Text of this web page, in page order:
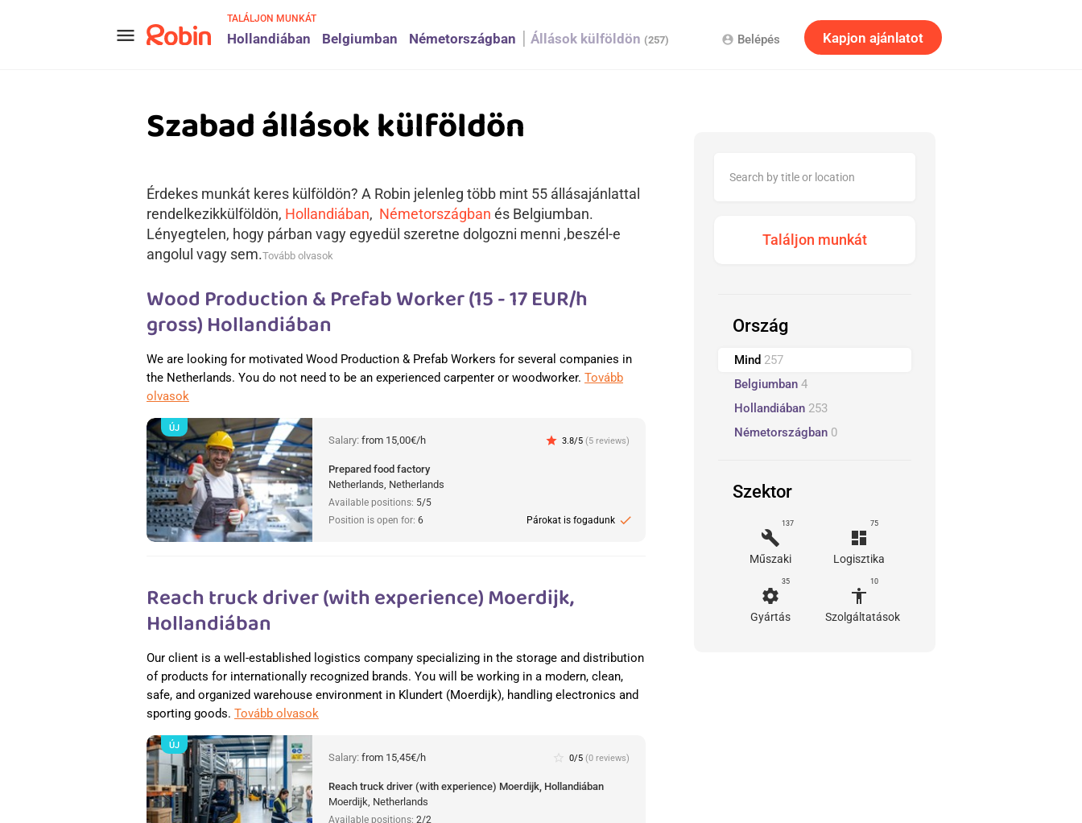
menu
TALÁLJON MUNKÁT
Hollandiában Belgiumban Németországban Állások külföldön (257) Kapjon ajánlatot
account_circle Belépés
Szabad állások külföldön
Érdekes munkát keres külföldön? A Robin jelenleg több mint 55 állásajánlattal
rendelkezikkülföldön, Hollandiában, Németországban és Belgiumban.
Lényegtelen, hogy párban vagy egyedül szeretne dolgozni menni ,beszél-e
angolul vagy sem.Tovább olvasok
Wood Production & Prefab Worker (15 - 17 EUR/h
gross) Hollandiában
We are looking for motivated Wood Production & Prefab Workers for several companies in
the Netherlands. You do not need to be an experienced carpenter or woodworker. Tovább
olvasok
Salary: from 15,00€/h star 3.8/5 (5 reviews)
Prepared food factory
Netherlands, Netherlands
Available positions: 5/5
Position is open for: 6 Párokat is fogadunk check
ÚJ
Reach truck driver (with experience) Moerdijk,
Hollandiában
Our client is a well-established logistics company specializing in the storage and distribution
of products for internationally recognized brands. You will be working in a modern, clean,
safe, and organized warehouse environment in Klundert (Moerdijk), handling electronics and
sporting goods. Tovább olvasok
Salary: from 15,45€/h star_border 0/5 (0 reviews)
Reach truck driver (with experience) Moerdijk, Hollandiában
Moerdijk, Netherlands
Available positions: 2/2
ÚJ
Ország
Mind 257
Belgiumban 4
Hollandiában 253
Németországban 0
Szektor
137
build
Műszaki
75
dashboard
Logisztika
35
settings
Gyártás
10
accessibility
Szolgáltatások